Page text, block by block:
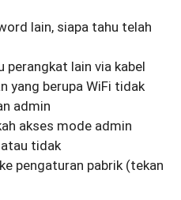
lain, siapa tahu telah
perangkat lain via kabel
yang berupa WiFi tidak
admin
akses mode admin
tidak
pengaturan pabrik (tekan